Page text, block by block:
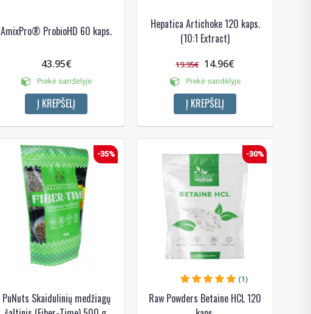
AmixPro® ProbioHD 60 kaps.
43.95€
Prekė sandėlyje
Į KREPŠELĮ
Hepatica Artichoke 120 kaps.
(10:1 Extract)
19.95€ 14.96€
Prekė sandėlyje
Į KREPŠELĮ
-35%
PuNuts Skaidulinių medžiagų
-30%
Raw Powders Betaine HCL 120
(1)